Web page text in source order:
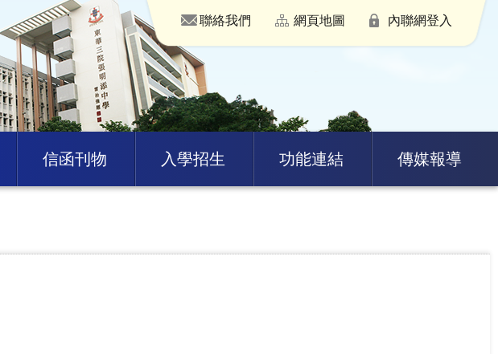
聯絡我們 網頁地圖 內聯網登入
信函刊物 入學招生 功能連結 傳媒報導